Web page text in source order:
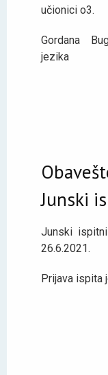
učionici o3.
Gordana
jezika
Junski
Junski
26.6.2021.
Prijava ispita